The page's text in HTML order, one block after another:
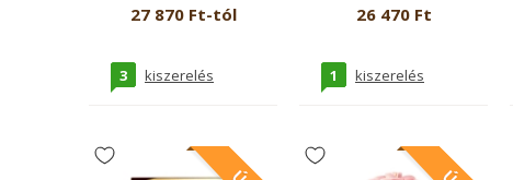
27 870 Ft-tól
3 kiszerelés
26 470 Ft
1 kiszerelés